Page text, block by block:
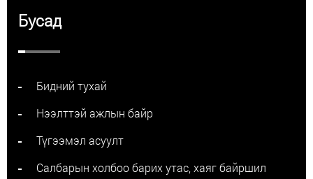
Бусад
Бидний тухай
Нээлттэй ажлын байр
Түгээмэл асуулт
Салбарын холбоо барих утас, хаяг байршил